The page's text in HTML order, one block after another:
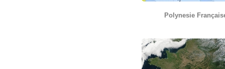
Polynesie